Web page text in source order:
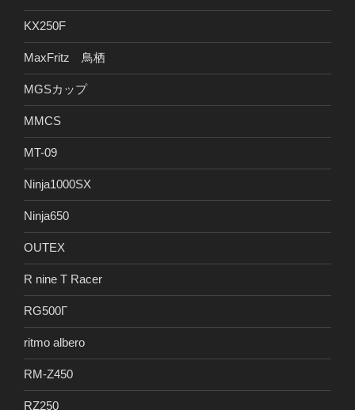
KX250F
MaxFritz 鳥栖
MGSカップ
MMCS
MT-09
Ninja1000SX
Ninja650
OUTEX
R nine T Racer
RG500Γ
ritmo albero
RM-Z450
RZ250